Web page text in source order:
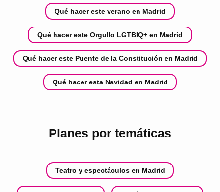
Qué hacer este verano en Madrid
Qué hacer este Orgullo LGTBIQ+ en Madrid
Qué hacer este Puente de la Constitución en Madrid
Qué hacer esta Navidad en Madrid
Planes por temáticas
Teatro y espectáculos en Madrid